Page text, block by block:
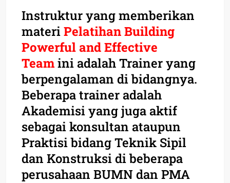
Instruktur yang memberikan
materiPelatihan Building
Powerful and Effective
Teamini adalah Trainer yang
berpengalaman di bidangnya.
Beberapa trainer adalah
Akademisi yang juga aktif
sebagai konsultan ataupun
Praktisi bidang Teknik Sipil
dan Konstruksi di beberapa
perusahaan BUMN dan PMA